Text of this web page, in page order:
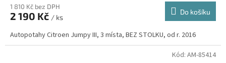
1 810 Kč bez DPH
2 190 Kč / ks
Do košíku
Autopotahy Citroen Jumpy III, 3 místa, BEZ STOLKU, od r. 2016
Kód: AM-85414